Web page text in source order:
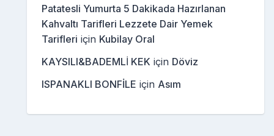
Patatesli Yumurta 5 Dakikada Hazırlanan
Kahvaltı Tarifleri Lezzete Dair Yemek
Tarifleri için Kubilay Oral
KAYSILI&BADEMLİ KEK için Döviz
ISPANAKLI BONFİLE için Asım